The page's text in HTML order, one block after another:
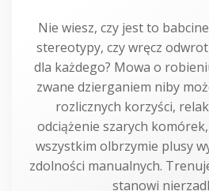
Nie wiesz, czy jest to
stereotypy, czy wręcz
dla każdego? Mowa o
zwane dzierganiem niby
rozlicznych korzyści,
odciążenie szarych
wszystkim olbrzymie plusy
zdolności manualnych.
stanowi